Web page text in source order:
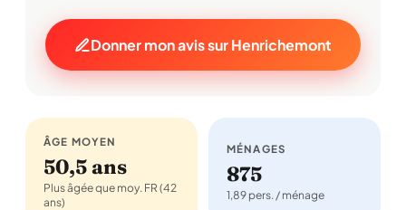
Donner mon avis sur Henrichemont
ÂGE MOYEN
50,5 ans
Plus âgée que moy. FR (42
ans)
MÉNAGES
875
1,89 pers. / ménage